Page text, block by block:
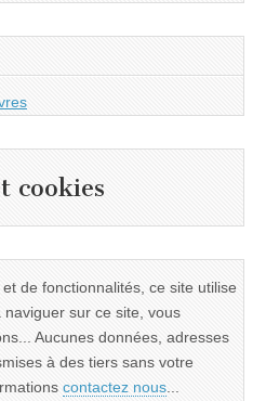
cookies
de fonctionnalités, ce site utilise
sur ce site, vous
Aucunes données, adresses
à des tiers sans votre
contactez nous